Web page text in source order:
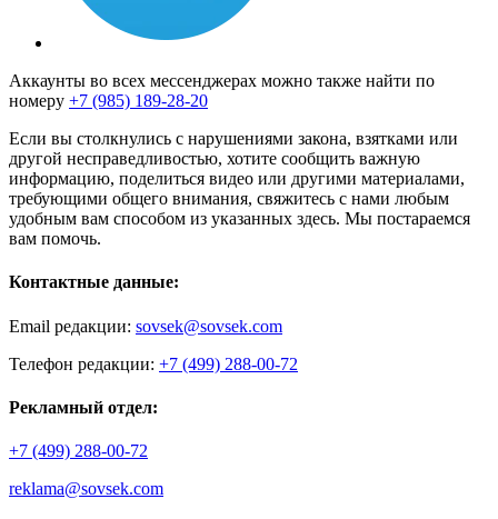
Аккаунты во всех мессенджерах можно также найти по
номеру +7 (985) 189-28-20
Если вы столкнулись с нарушениями закона, взятками или
другой несправедливостью, хотите сообщить важную
информацию, поделиться видео или другими материалами,
требующими общего внимания, свяжитесь с нами любым
удобным вам способом из указанных здесь. Мы постараемся
вам помочь.
Контактные данные:
Email редакции: sovsek@sovsek.com
Телефон редакции: +7 (499) 288-00-72
Рекламный отдел:
+7 (499) 288-00-72
reklama@sovsek.com